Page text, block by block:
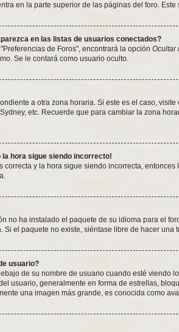
en la parte superior de las páginas del foro.
en las listas de usuarios conectados?
de Foros", encontrará la opción Ocultar
Se le contará como usuario oculto.
a otra zona horaria. Si este es el caso,
etc. Recuerde que para cambiar la zona
la hora sigue siendo incorrecto!
correcta y la hora sigue siendo incorrecta,
no ha instalado el paquete de su idioma para el
el paquete no existe, siéntase libre de hacer
usuario?
de su nombre de usuario cuando esté viendo
usuario, generalmente en forma de estrellas,
una imagen más grande, es conocida como